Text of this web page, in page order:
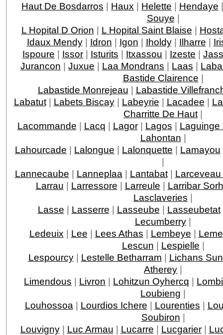
Haut De Bosdarros | Haux | Helette | Hendaye
Souye |
L Hopital D Orion | L Hopital Saint Blaise |
Idaux Mendy| Idron | Igon | Iholdy| Ilharre |
Ispoure | Issor | Isturits | Itxassou | Izeste |
Jurancon | Juxue | Laa Mondrans | Laas |
Bastide Clairence |
Labastide Monrejeau | Labastide
Labatut| Labets Biscay| Labeyrie | Lacadee |
Charritte De Haut |
Lacommande | Lacq | Lagor| Lagos | Laguinge
Lahontan |
Lahourcade | Lalongue | Lalonquette | Lamayou
|
Lannecaube | Lanneplaa | Lantabat| Larceveau
Larrau | Larressore | Larreule | Larribar
Lasclaveries |
Lasse | Lasserre | Lasseube | Lasseubetat
Lecumberry |
Ledeuix | Lee | Lees Athas | Lembeye | Leme
Lescun | Lespielle |
Lespourcy| Lestelle Betharram | Lichans
Atherey |
Limendous | Livron | Lohitzun Oyhercq |
Loubieng |
Louhossoa | Lourdios Ichere | Lourenties |
Soubiron |
Louvigny| Luc Armau | Lucarre | Lucgarier|